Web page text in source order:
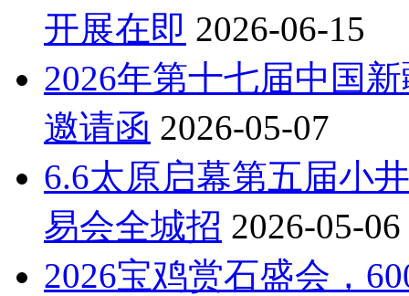
开展在即 2026-06-15
2026年第十七届中国
邀请函 2026-05-07
6.6太原启幕第五届小
易会全城招 2026-05-06
2026宝鸡赏石盛会，